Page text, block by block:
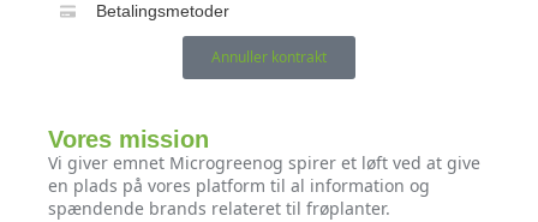
Betalingsmetoder
Annuller kontrakt
Vores mission
Vi giver emnet Microgreenog spirer et løft ved at give
en plads på vores platform til al information og
spændende brands relateret til frøplanter.